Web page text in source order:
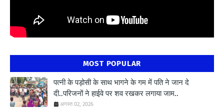
MOST POPULAR
पत्नी के पड़ोसी के साथ भागने के गम में पति ने जान दे
दी..परिजनों ने हाईवे पर शव रखकर लगाया जाम..
अगस्त 02, 2026